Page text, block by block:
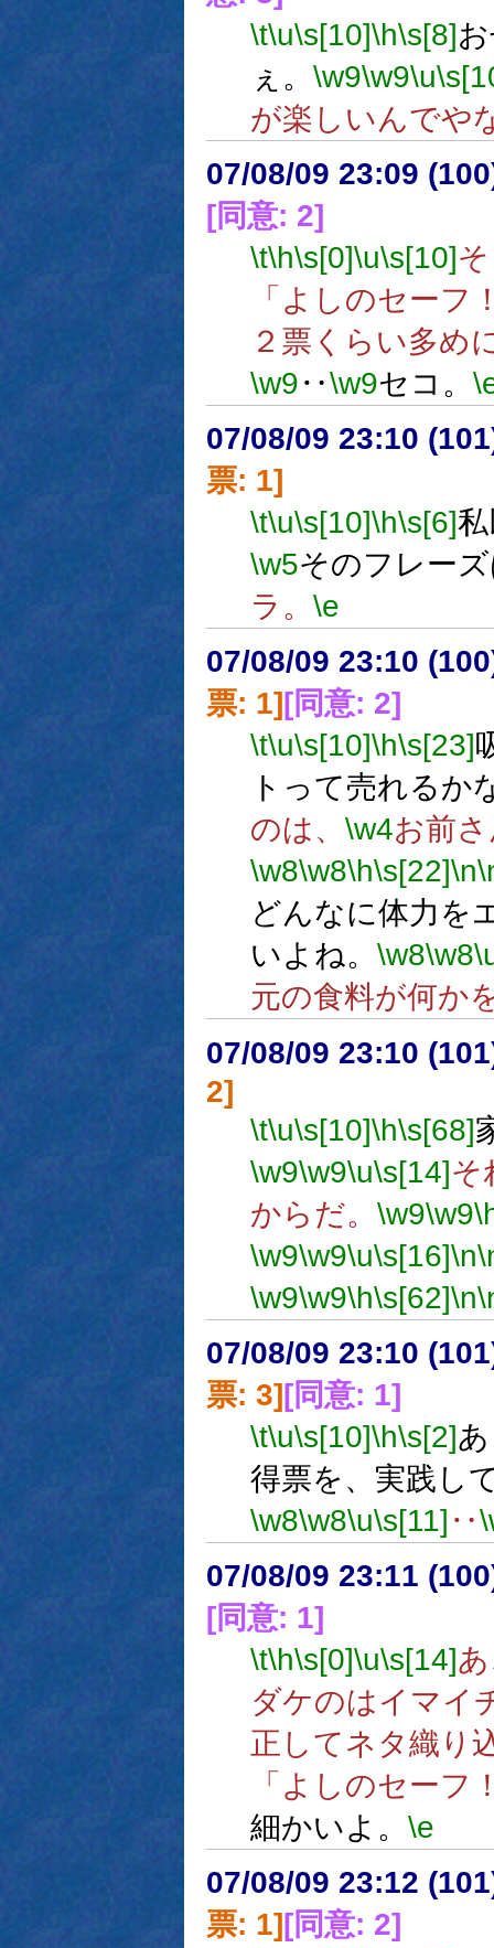
\t\u\s[10]\h\s[8]
ぇ。 \w9\w9\u
が楽しいんでや
07/08/09 23:09
[同意: 2]
\t\h\s[0]\u\s[10]
「よしのセーフ
２票くらい多め
\w9‥\w9セコ。
07/08/09 23:10
票: 1]
\t\u\s[10]\h\s[6]
\w5そのフレー
ラ。 \e
07/08/09 23:10
票: 1] [同意: 2]
\t\u\s[10]\h\s[23]
トって売れるか
のは、 \w4お前
\w8\w8\h\s[22]\n
どんなに体力を
いよね。 \w8\w8
元の食料が何か
07/08/09 23:10
2]
\t\u\s[10]\h\s[68]
\w9\w9\u\s[14]そ
からだ。 \w9\w9
\w9\w9\u\s[16]\n
\w9\w9\h\s[62]\n
07/08/09 23:10
票: 3][同意: 1]
\t\u\s[10]\h\s[2]
得票を、実践し
\w8\w8\u\s[11] ‥
07/08/09 23:11
[同意: 1]
\t\h\s[0]\u\s[14]
ダケのはイマイ
正してネタ織り
「よしのセーフ
細かいよ。 \e
07/08/09 23:12
票: 1][同意: 2]